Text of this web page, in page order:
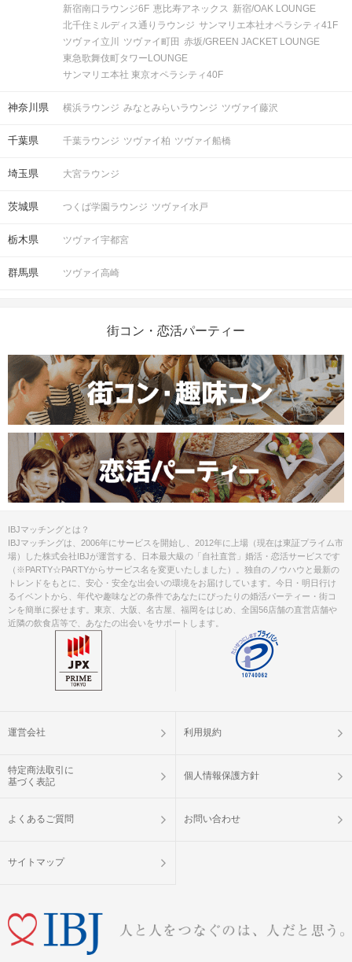
新宿南口ラウンジ6F 恵比寿アネックス 新宿/OAK LOUNGE
北千住ミルディス通りラウンジ サンマリエ本社オペラシティ41F
ツヴァイ立川
ツヴァイ町田 赤坂/GREEN JACKET LOUNGE
東急歌舞伎町タワーLOUNGE
サンマリエ本社 東京オペラシティ40F
神奈川県 横浜ラウンジ みなとみらいラウンジ ツヴァイ藤沢
千葉県 千葉ラウンジ ツヴァイ柏 ツヴァイ船橋
埼玉県 大宮ラウンジ
茨城県 つくば学園ラウンジ ツヴァイ水戸
栃木県 ツヴァイ宇都宮
群馬県 ツヴァイ高崎
街コン・恋活パーティー
IBJマッチングとは？
IBJマッチングは、2006年にサービスを開始し、2012年に上場（現在は東証プライム市
場）した株式会社IBJが運営する、日本最大級の「自社直営」婚活・恋活サービスです
（※PARTY☆PARTYからサービス名を変更いたしました）。独自のノウハウと最新の
トレンドをもとに、安心・安全な出会いの環境をお届けしています。今日・明日行け
るイベントから、年代や趣味などの条件であなたにぴったりの婚活パーティー・街コ
ンを簡単に探せます。東京、大阪、名古屋、福岡をはじめ、全国56店舗の直営店舗や
近隣の飲食店等で、あなたの出会いをサポートします。
運営会社 利用規約
特定商法取引に
基づく表記
個人情報保護方針
よくあるご質問 お問い合わせ
サイトマップ